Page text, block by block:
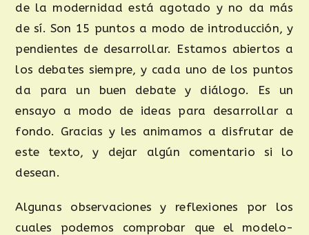
de la modernidad está agotado y no da más
de sí. Son 15 puntos a modo de introducción, y
pendientes de desarrollar. Estamos abiertos a
los debates siempre, y cada uno de los puntos
da para un buen debate y diálogo. Es un
ensayo a modo de ideas para desarrollar a
fondo. Gracias y les animamos a disfrutar de
este texto, y dejar algún comentario si lo
desean.
Algunas observaciones y reflexiones por los
cuales podemos comprobar que el modelo-